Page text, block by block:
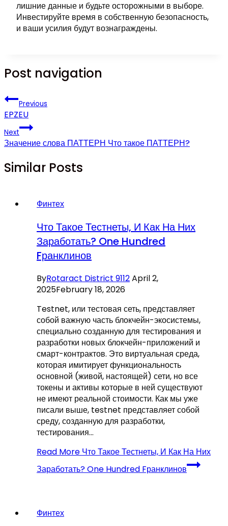
лишние данные и будьте осторожными в выборе.
Инвестируйте время в собственную безопасность,
и ваши усилия будут вознаграждены.
Post navigation
Previous
EPZEU
Next
Значение слова ПАТТЕРН Что такое ПАТТЕРН?
Similar Posts
Финтех
Что Такое Тестнеты, И Как На Них
Заработать? One Hundred
Fранклинов
ByRotaract District 9112April 2,
2025February 18, 2026
Testnet, или тестовая сеть, представляет
собой важную часть блокчейн-экосистемы,
специально созданную для тестирования и
разработки новых блокчейн-приложений и
смарт-контрактов. Это виртуальная среда,
которая имитирует функциональность
основной (живой, настоящей) сети, но все
токены и активы которые в ней существуют
не имеют реальной стоимости. Как мы уже
писали выше, testnet представляет собой
среду, созданную для разработки,
тестирования…
Read More Что Такое Тестнеты, И Как На Них
Заработать? One Hundred Fранклинов
Финтех